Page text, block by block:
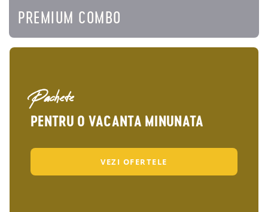
PREMIUM COMBO
Pachete
PENTRU O VACANTA MINUNATA
VEZI OFERTELE